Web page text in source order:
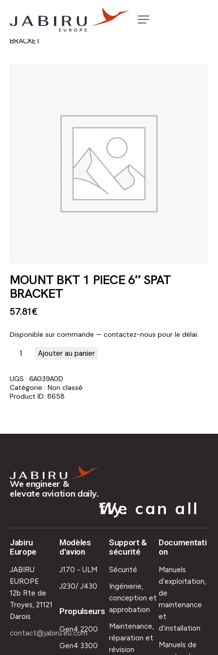
Accueil Non classé
BRACKET
MOUNT BKT 1 PIECE 6″ SPAT
BRACKET
57.81€
Disponible sur commande — contactez-nous pour le délai.
Ajouter au panier
UGS : 6A039A0D
Catégorie : Non classé
Product ID: 8658
We engineer &
elevate aviation daily.
We can all fly.
Jabiru
Europe
JABIRU
EUROPE
12b Rte de
Troyes, 21121
Darois
contact@jabiru.eu.com
Modèles
d'avion
J170 - ULM
J230/ J430
Propulseurs
Gen4 2200
Gen4 3300
Support &
sécurité
Sécurité
Ingénierie,
conception et
approbation
Maintenance,
réparation et
révision
Documentati
on
Manuels
d’exploitation,
de
maintenance
et
d’installation
Manuels de